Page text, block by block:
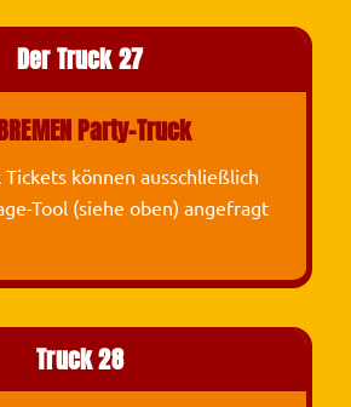
Der Truck 27
Party-Truck
Tickets können ausschließlich
Tool (siehe oben) angefragt
Truck 28